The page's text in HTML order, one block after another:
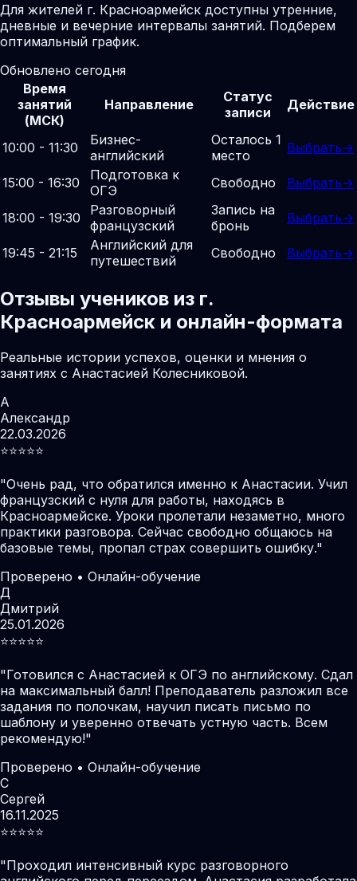
Для жителей г. Красноармейск доступны утренние,
дневные и вечерние интервалы занятий. Подберем
оптимальный график.
Обновлено сегодня
Время
занятий
(МСК)
Направление
Статус
записи
Действие
10:00 - 11:30
Бизнес-
английский
Осталось 1
место
Выбрать→
15:00 - 16:30
Подготовка к
ОГЭ
Свободно Выбрать→
18:00 - 19:30
Разговорный
французский
Запись на
бронь
Выбрать→
19:45 - 21:15
Английский для
путешествий
Свободно Выбрать→
Отзывы учеников из г.
Красноармейск и онлайн-формата
Реальные истории успехов, оценки и мнения о
занятиях с Анастасией Колесниковой.
А
Александр
22.03.2026
⭐️⭐️⭐️⭐️⭐️
"Очень рад, что обратился именно к Анастасии. Учил
французский с нуля для работы, находясь в
Красноармейске. Уроки пролетали незаметно, много
практики разговора. Сейчас свободно общаюсь на
базовые темы, пропал страх совершить ошибку."
Проверено • Онлайн-обучение
Д
Дмитрий
25.01.2026
⭐️⭐️⭐️⭐️⭐️
"Готовился с Анастасией к ОГЭ по английскому. Сдал
на максимальный балл! Преподаватель разложил все
задания по полочкам, научил писать письмо по
шаблону и уверенно отвечать устную часть. Всем
рекомендую!"
Проверено • Онлайн-обучение
С
Сергей
16.11.2025
⭐️⭐️⭐️⭐️⭐️
"Проходил интенсивный курс разговорного